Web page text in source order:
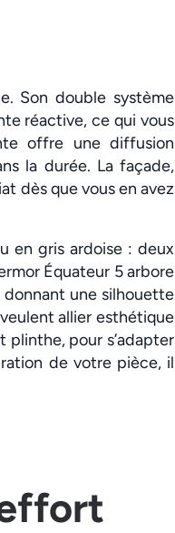
Son double système
réactive, ce qui vous
offre une diffusion
la durée. La façade,
dès que vous en avez
en gris ardoise : deux
Équateur 5 arbore
une silhouette
allier esthétique
plinthe, pour s’adapter
de votre pièce, il